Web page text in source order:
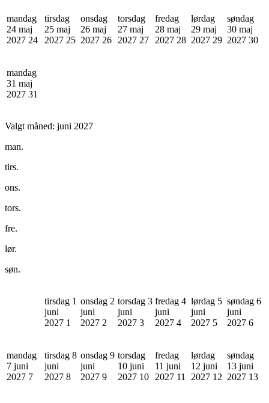
mandag
24 maj
2027 24
tirsdag
25 maj
2027 25
onsdag
26 maj
2027 26
torsdag
27 maj
2027 27
fredag
28 maj
2027 28
lørdag
29 maj
2027 29
søndag
30 maj
2027 30
mandag
31 maj
2027 31
Valgt måned: juni 2027
man.
tirs.
ons.
tors.
fre.
lør.
søn.
tirsdag 1
juni
2027 1
onsdag 2
juni
2027 2
torsdag 3
juni
2027 3
fredag 4
juni
2027 4
lørdag 5
juni
2027 5
søndag 6
juni
2027 6
mandag
7 juni
2027 7
tirsdag 8
juni
2027 8
onsdag 9
juni
2027 9
torsdag
10 juni
2027 10
fredag
11 juni
2027 11
lørdag
12 juni
2027 12
søndag
13 juni
2027 13